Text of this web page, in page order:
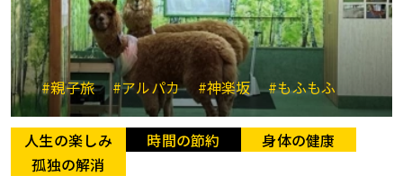
#親子旅 #アルパカ #神楽坂 #もふもふ
人生の楽しみ 時間の節約
身体の健康
孤独の解消